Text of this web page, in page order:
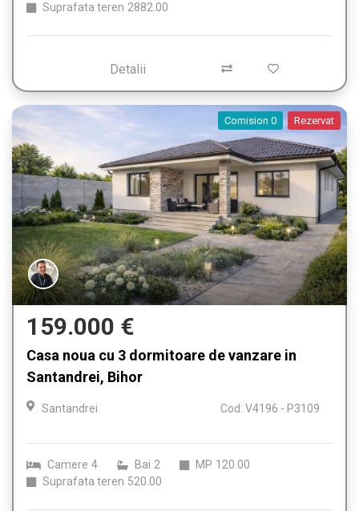
Suprafata teren 2882.00
Detalii
Comision 0 Rezervat
159.000 €
Casa noua cu 3 dormitoare de vanzare in
Santandrei, Bihor
Santandrei Cod: V4196 - P3109
Camere 4 Bai 2 MP 120.00
Suprafata teren 520.00